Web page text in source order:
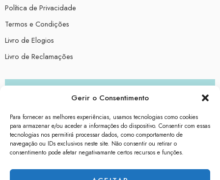
Gerir o Consentimento
Para fornecer as melhores experiências, usamos tecnologias como cookies
para armazenar e/ou aceder a informações do dispositivo. Consentir com essas
tecnologias nos permitirá processar dados, como comportamento de
navegação ou IDs exclusivos neste site. Não consentir ou retirar o
consentimento pode afetar negativamante certos recursos e funções.
Política de Privacidade
Termos e Condições
Livro de Elogios
Livro de Reclamações
wgifts.pt
wpins.pt